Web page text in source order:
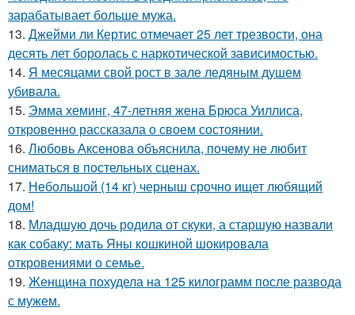
зарабатывает больше мужа.
13. Джейми ли Кертис отмечает 25 лет трезвости, она
десять лет боролась с наркотической зависимостью.
14. Я месяцами свой рост в зале ледяным душем
убивала.
15. Эмма хеминг, 47-летняя жена Брюса Уиллиса,
откровенно рассказала о своем состоянии.
16. Любовь Аксенова объяснила, почему не любит
сниматься в постельных сценах.
17. Небольшой (14 кг) черныш срочно ищет любящий
дом!
18. Младшую дочь родила от скуки, а старшую назвали
как собаку: мать Яны кошкиной шокировала
откровениями о семье.
19. Женщина похудела на 125 килограмм после развода
с мужем.